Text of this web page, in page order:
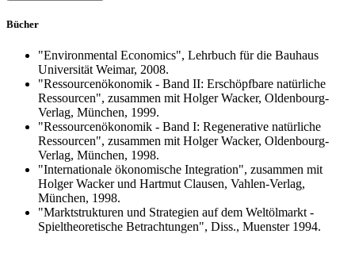
Bücher
"Environmental Economics", Lehrbuch für die Bauhaus
Universität Weimar, 2008.
"Ressourcenökonomik - Band II: Erschöpfbare natürliche
Ressourcen", zusammen mit Holger Wacker, Oldenbourg-
Verlag, München, 1999.
"Ressourcenökonomik - Band I: Regenerative natürliche
Ressourcen", zusammen mit Holger Wacker, Oldenbourg-
Verlag, München, 1998.
"Internationale ökonomische Integration", zusammen mit
Holger Wacker und Hartmut Clausen, Vahlen-Verlag,
München, 1998.
"Marktstrukturen und Strategien auf dem Weltölmarkt -
Spieltheoretische Betrachtungen", Diss., Muenster 1994.